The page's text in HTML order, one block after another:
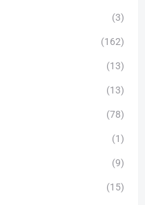
(3)
(162)
(13)
(13)
(78)
(1)
(9)
(15)